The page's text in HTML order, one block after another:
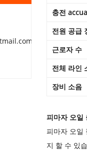
충전
전원 공급
근로자 수
전체 라인
장비 소음
피마자 오일
피마자 오일
지 할 수 있